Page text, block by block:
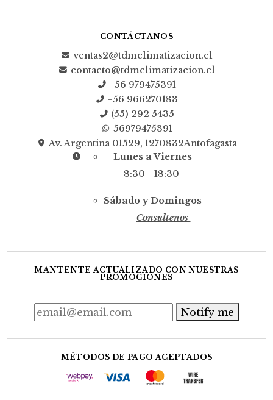
CONTÁCTANOS
ventas2@tdmclimatizacion.cl
contacto@tdmclimatizacion.cl
+56 979475391
+56 966270183
(55) 292 5435
56979475391
Av. Argentina 01529, 1270832Antofagasta
Lunes a Viernes
8:30 - 18:30
Sábado y Domingos
Consultenos
MANTENTE ACTUALIZADO CON NUESTRAS
PROMOCIONES
Notify me
MÉTODOS DE PAGO ACEPTADOS